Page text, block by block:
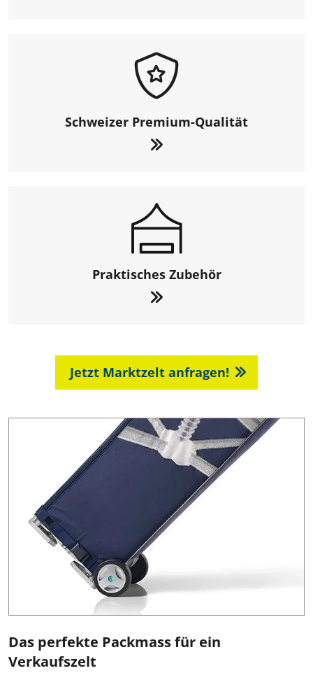
Schweizer Premium-Qualität
Praktisches Zubehör
Jetzt Marktzelt anfragen!
Das perfekte Packmass für ein
Verkaufszelt